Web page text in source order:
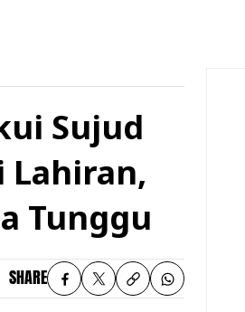
Sujud
Lahiran,
Tunggu
SHARE